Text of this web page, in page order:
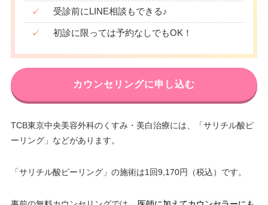
✓ 受診前にLINE相談もできる♪
✓ 初診に限っては予約なしでもOK！
カウンセリングに申し込む
TCB東京中央美容外科のくすみ・美白治療には、「サリチル酸ピ
ーリング」などがあります。
「サリチル酸ピーリング」の施術は1回9,170円（税込）です。